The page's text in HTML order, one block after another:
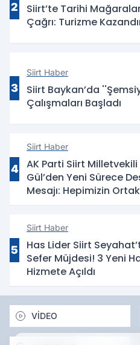
2
Siirt’te Tarihi
Çağrı: Turizme
3
Siirt Haber
Siirt Baykan’da
Çalışmaları Başladı
4
Siirt Haber
AK Parti Siirt
Gül’den Yeni Sürece
Mesajı: Hepimizin Ortak
5
Siirt Haber
Has Lider Siirt
Sefer Müjdesi! 3 Yeni
Hizmete Açıldı
VİDEO